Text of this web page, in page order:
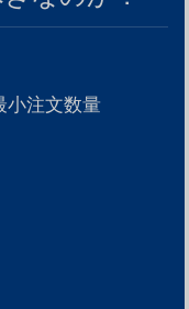
小注文数量